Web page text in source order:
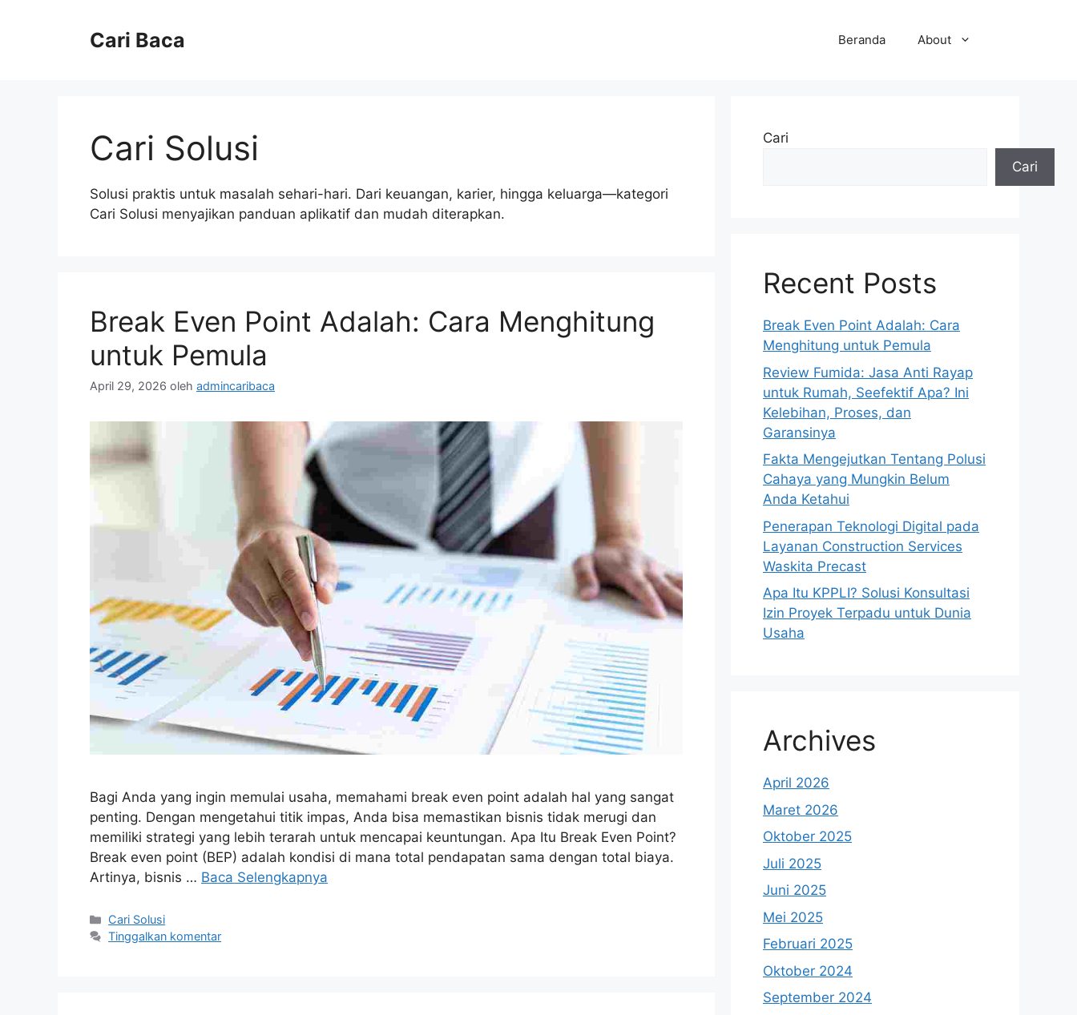
Cari Baca Beranda About
Cari Solusi
Solusi praktis untuk masalah sehari-hari. Dari keuangan, karier, hingga keluarga—kategori
Cari Solusi menyajikan panduan aplikatif dan mudah diterapkan.
Break Even Point Adalah: Cara Menghitung
untuk Pemula
April 29, 2026 oleh admincaribaca
Bagi Anda yang ingin memulai usaha, memahami break even point adalah hal yang sangat
penting. Dengan mengetahui titik impas, Anda bisa memastikan bisnis tidak merugi dan
memiliki strategi yang lebih terarah untuk mencapai keuntungan. Apa Itu Break Even Point?
Break even point (BEP) adalah kondisi di mana total pendapatan sama dengan total biaya.
Artinya, bisnis … Baca Selengkapnya
Kategori
Cari Solusi
Tinggalkan komentar
Cari
Cari
Recent Posts
Break Even Point Adalah: Cara
Menghitung untuk Pemula
Review Fumida: Jasa Anti Rayap
untuk Rumah, Seefektif Apa? Ini
Kelebihan, Proses, dan
Garansinya
Fakta Mengejutkan Tentang Polusi
Cahaya yang Mungkin Belum
Anda Ketahui
Penerapan Teknologi Digital pada
Layanan Construction Services
Waskita Precast
Apa Itu KPPLI? Solusi Konsultasi
Izin Proyek Terpadu untuk Dunia
Usaha
Archives
April 2026
Maret 2026
Oktober 2025
Juli 2025
Juni 2025
Mei 2025
Februari 2025
Oktober 2024
September 2024